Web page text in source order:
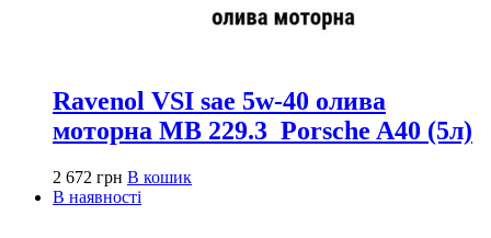
Ravenol VSI sae 5w-40 олива
моторна MB 229.3_Porsche A40 (5л)
2 672 грн В кошик
В наявності